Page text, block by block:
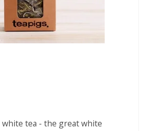
tea - the great white